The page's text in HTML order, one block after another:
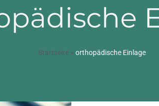
Startseite» orthopädische Einlage